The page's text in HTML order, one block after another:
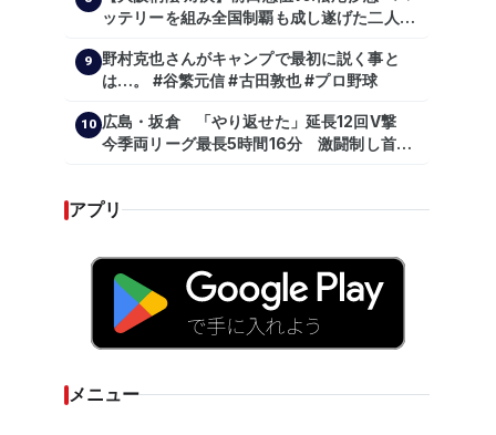
ッテリーを組み全国制覇も成し遂げた二人
9
野村克也さんがキャンプで最初に説く事と
は…。 #谷繁元信 #古田敦也 #プロ野球
10 広島・坂倉 「やり返せた」延長12回V撃
今季両リーグ最長5時間16分 激闘制し首位
アプリ
メニュー